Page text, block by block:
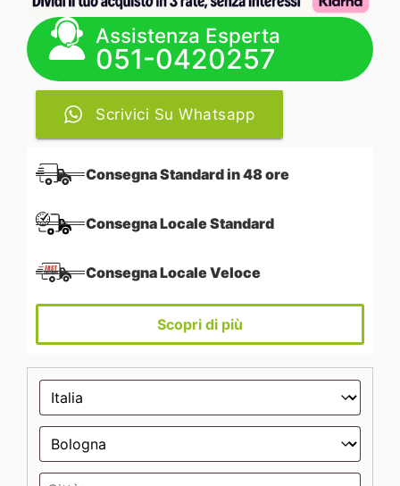
Assistenza Esperta
051-0420257
Scrivici Su Whatsapp
Consegna Standard in 48 ore
Consegna Locale Standard
Consegna Locale Veloce
Scopri di più